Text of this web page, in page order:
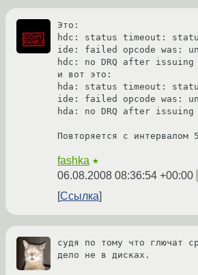
Это:
hdc: status timeout:
ide: failed opcode was:
hdc: no DRQ after issuing
и вот это:
hda: status timeout:
ide: failed opcode was:
hda: no DRQ after issuing
Повторяется с интервалом
fashka ★
06.08.2008 08:36:54 +00:00
Ссылка
судя по тому что глючат
дело не в дисках.